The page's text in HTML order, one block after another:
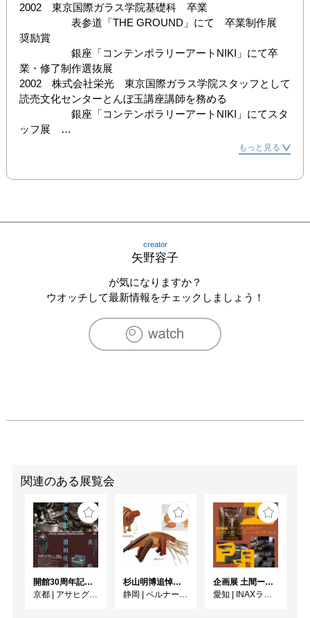
2002　東京国際ガラス学院基礎科　卒業
表参道「THE GROUND」にて　卒業制作展
奨励賞
銀座「コンテンポラリーアートNIKI」にて卒
業・修了制作選抜展
2002　株式会社栄光　東京国際ガラス学院スタッフとして
読売文化センターとんぼ玉講座講師を務める
銀座「コンテンポラリーアートNIKI」にてスタ
ッフ展
のジュエリー」
名古屋 本山「マカシラ・ハログナ」にて個
展　「ガラス小品」
2005年度　伊丹国際クラフト展“ジュエリー”
名古屋　栄「さくらアパートメント」にて「逆
ストリップ×アートフェスティバル」参加
2007　名古屋　栄「Fuligo」にて「YOKO YANO
2009　東京　千鳥ヶ淵「ギャラリー册」にて
2010　東京　渋谷「ギャラリー　LE DECO」にて
グループ展「glass house 展 vol.1」
もっと見る
creator
矢野容子
が気になりますか？
ウオッチして最新情報をチェックしましょう！
関連のある展覧会
開館30周年記念 山本爲三郎・河井寬次郎没後60年記念 「共鳴 河井寬次郎 × 濱田庄司 ー山本爲三郎コレクションより」
京都 | アサヒグループ大山崎山荘美術館
杉山明博追悼展 木とわたし―木工の妙技と美術教育
静岡 | ベルナール・ビュフェ美術館
企画展 土間ーつくって、つかって、再発見ー
愛知 | INAXライブミュージアム